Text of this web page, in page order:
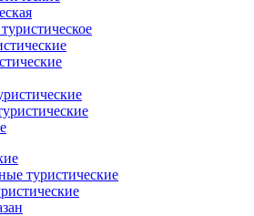
туристические